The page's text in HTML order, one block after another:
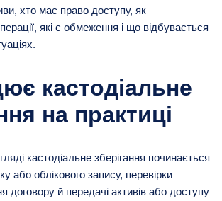
хто має право доступу, як
які є обмеження і що відбувається
кастодіальне
на практиці
кастодіальне зберігання починається
або облікового запису, перевірки
договору й передачі активів або доступу